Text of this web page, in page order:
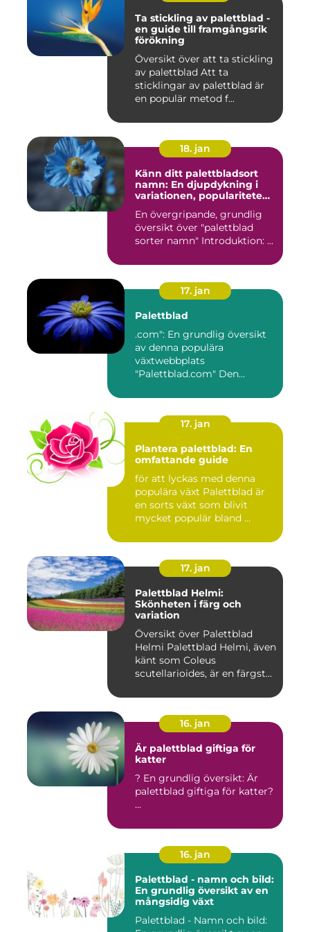
Ta stickling av palettblad -
en guide till framgångsrik
förökning
Översikt över att ta stickling
av palettblad Att ta
sticklingar av palettblad är
en populär metod f...
18. jan
Känn ditt palettbladsort
namn: En djupdykning i
variationen, populariteten
En övergripande, grundlig
översikt över "palettblad
sorter namn" Introduktion: ...
17. jan
Palettblad
.com": En grundlig översikt
av denna populära
växtwebbplats
"Palettblad.com" Den
17. jan
Plantera palettblad: En
omfattande guide
för att lyckas med denna
populära växt Palettblad är
en sorts växt som blivit
mycket populär bland ...
17. jan
Palettblad Helmi:
Skönheten i färg och
variation
Översikt över Palettblad
Helmi Palettblad Helmi, även
känt som Coleus
scutellarioides, är en färgst...
16. jan
Är palettblad giftiga för
katter
? En grundlig översikt: Är
palettblad giftiga för katter?
...
16. jan
Palettblad - namn och bild:
En grundlig översikt av en
mångsidig växt
Palettblad - Namn och bild: